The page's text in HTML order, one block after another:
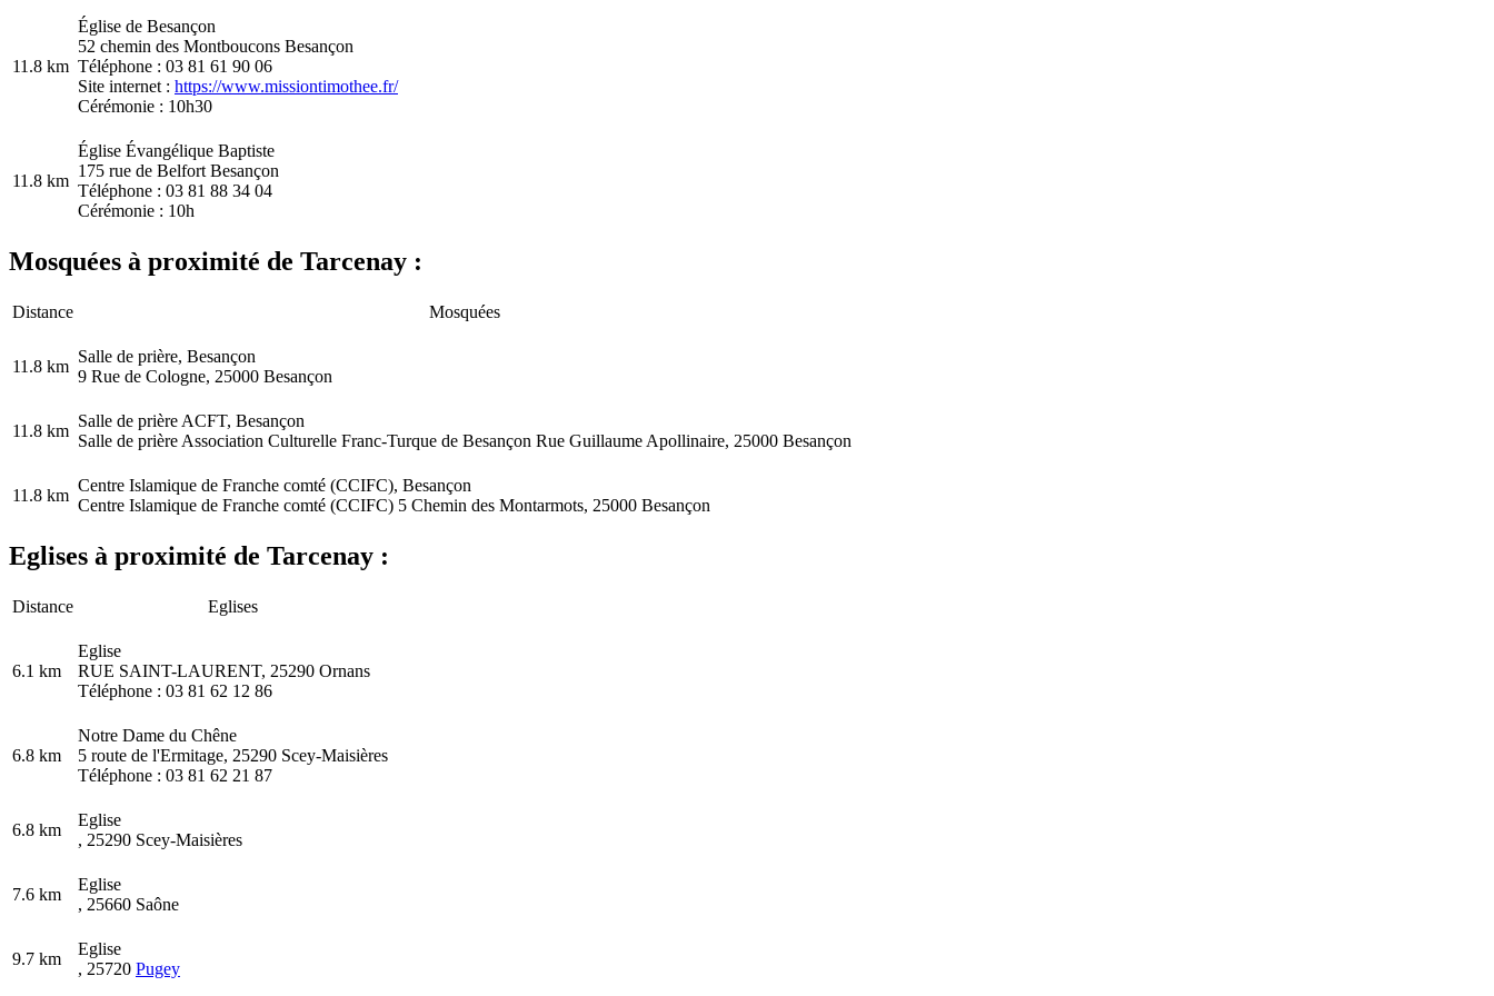
11.8 km
Église de Besançon
52 chemin des Montboucons Besançon
Téléphone : 03 81 61 90 06
Site internet : https://www.missiontimothee.fr/
Cérémonie : 10h30
11.8 km
Église Évangélique Baptiste
175 rue de Belfort Besançon
Téléphone : 03 81 88 34 04
Cérémonie : 10h
Mosquées à proximité de Tarcenay :
Distance Mosquées
11.8 km
Salle de prière, Besançon
9 Rue de Cologne, 25000 Besançon
11.8 km
Salle de prière ACFT, Besançon
Salle de prière Association Culturelle Franc-Turque de Besançon Rue Guillaume Apollinaire, 25000 Besançon
11.8 km
Centre Islamique de Franche comté (CCIFC), Besançon
Centre Islamique de Franche comté (CCIFC) 5 Chemin des Montarmots, 25000 Besançon
Eglises à proximité de Tarcenay :
Distance Eglises
6.1 km
Eglise
RUE SAINT-LAURENT, 25290 Ornans
Téléphone : 03 81 62 12 86
6.8 km
Notre Dame du Chêne
5 route de l'Ermitage, 25290 Scey-Maisières
Téléphone : 03 81 62 21 87
6.8 km
Eglise
, 25290 Scey-Maisières
7.6 km
Eglise
, 25660 Saône
9.7 km
Eglise
, 25720 Pugey